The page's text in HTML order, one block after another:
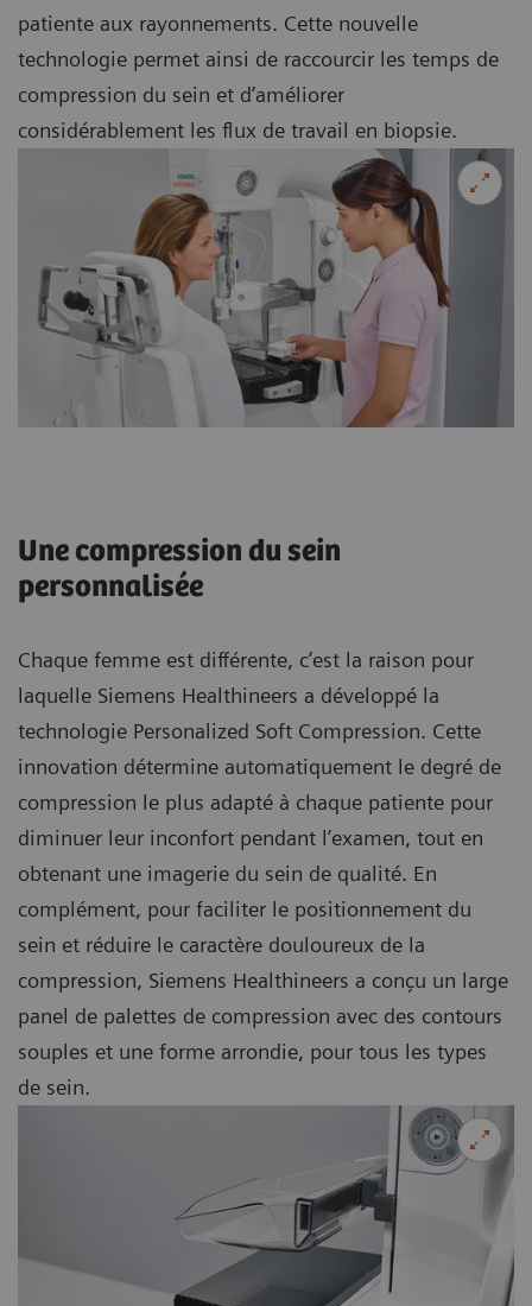
patiente aux rayonnements. Cette nouvelle
technologie permet ainsi de raccourcir les temps de
compression du sein et d’améliorer
considérablement les flux de travail en biopsie.
Une compression du sein
personnalisée
Chaque femme est différente, c’est la raison pour
laquelle Siemens Healthineers a développé la
technologie Personalized Soft Compression. Cette
innovation détermine automatiquement le degré de
compression le plus adapté à chaque patiente pour
diminuer leur inconfort pendant l’examen, tout en
obtenant une imagerie du sein de qualité. En
complément, pour faciliter le positionnement du
sein et réduire le caractère douloureux de la
compression, Siemens Healthineers a conçu un large
panel de palettes de compression avec des contours
souples et une forme arrondie, pour tous les types
de sein.